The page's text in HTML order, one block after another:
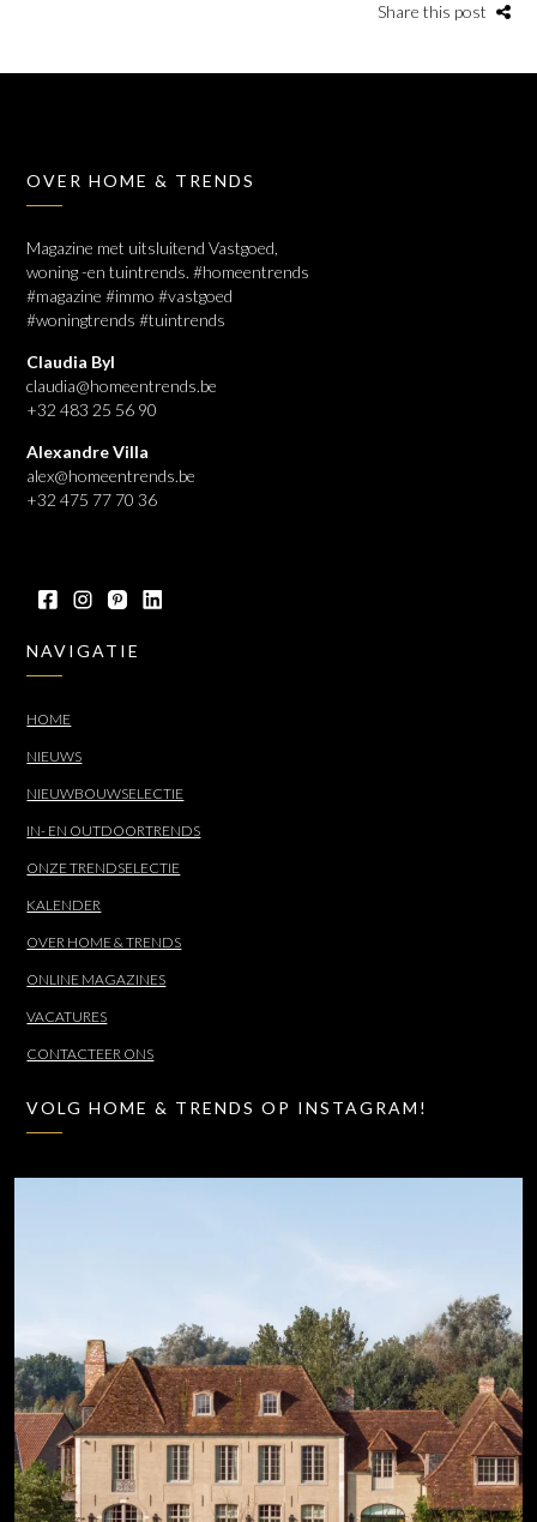
Share this post
OVER HOME & TRENDS
Magazine met uitsluitend Vastgoed,
woning -en tuintrends. #homeentrends
#magazine #immo #vastgoed
#woningtrends #tuintrends
Claudia Byl
claudia@homeentrends.be
+32 483 25 56 90
Alexandre Villa
alex@homeentrends.be
+32 475 77 70 36
NAVIGATIE
HOME
NIEUWS
NIEUWBOUWSELECTIE
IN- EN OUTDOORTRENDS
ONZE TRENDSELECTIE
KALENDER
OVER HOME & TRENDS
ONLINE MAGAZINES
VACATURES
CONTACTEER ONS
VOLG HOME & TRENDS OP INSTAGRAM!